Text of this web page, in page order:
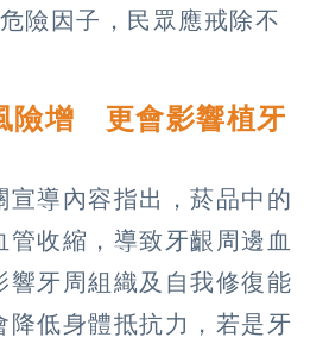
險因子，民眾應戒除不
險增 更會影響植牙
宣導內容指出，菸品中的
管收縮，導致牙齦周邊血
響牙周組織及自我修復能
降低身體抵抗力，若是牙